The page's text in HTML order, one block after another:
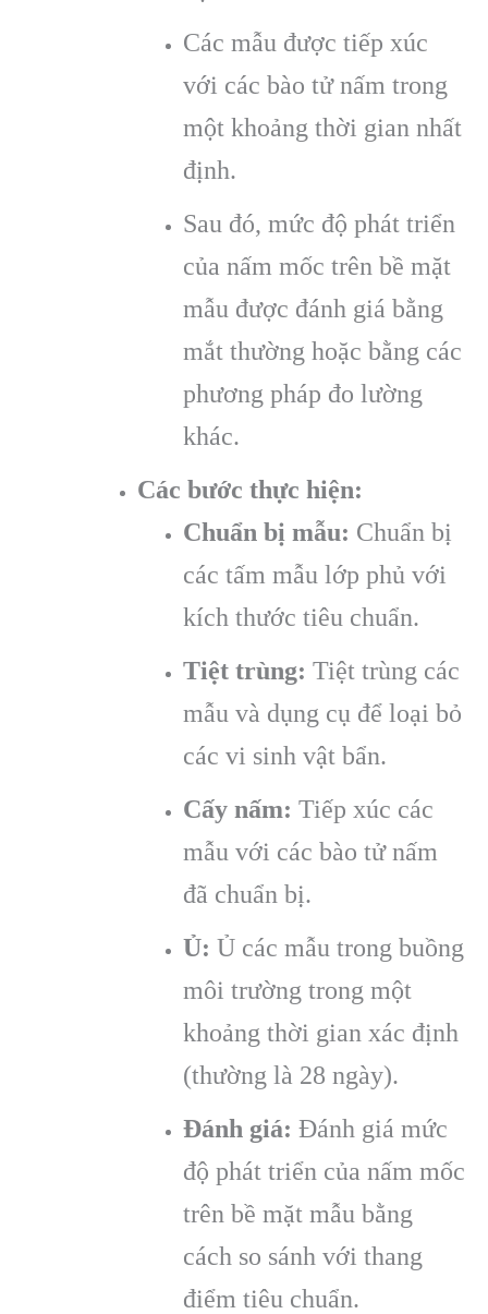
Các mẫu được tiếp xúc
với các bào tử nấm trong
một khoảng thời gian nhất
định.
Sau đó, mức độ phát triển
của nấm mốc trên bề mặt
mẫu được đánh giá bằng
mắt thường hoặc bằng các
phương pháp đo lường
khác.
Các bước thực hiện:
Chuẩn bị mẫu: Chuẩn bị
các tấm mẫu lớp phủ với
kích thước tiêu chuẩn.
Tiệt trùng: Tiệt trùng các
mẫu và dụng cụ để loại bỏ
các vi sinh vật bẩn.
Cấy nấm: Tiếp xúc các
mẫu với các bào tử nấm
đã chuẩn bị.
Ủ: Ủ các mẫu trong buồng
môi trường trong một
khoảng thời gian xác định
(thường là 28 ngày).
Đánh giá: Đánh giá mức
độ phát triển của nấm mốc
trên bề mặt mẫu bằng
cách so sánh với thang
điểm tiêu chuẩn.